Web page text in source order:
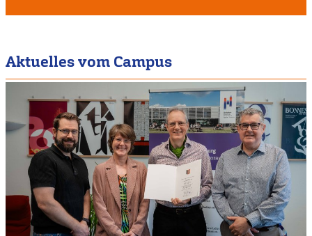
Aktuelles vom Campus